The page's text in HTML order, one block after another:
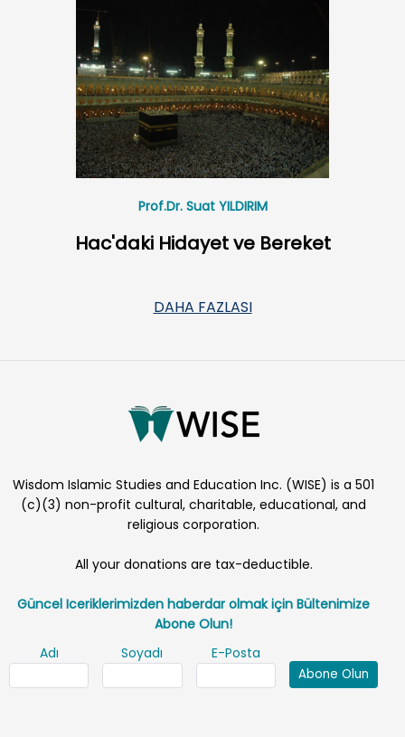
Prof.Dr. Suat YILDIRIM
Hac'daki Hidayet ve Bereket
DAHA FAZLASI
Wisdom Islamic Studies and Education Inc. (WISE) is a 501
(c)(3) non-profit cultural, charitable, educational, and
religious corporation.
All your donations are tax-deductible.
Güncel Iceriklerimizden haberdar olmak için Bültenimize
Abone Olun!
Adı
Soyadı E-Posta
Abone Olun